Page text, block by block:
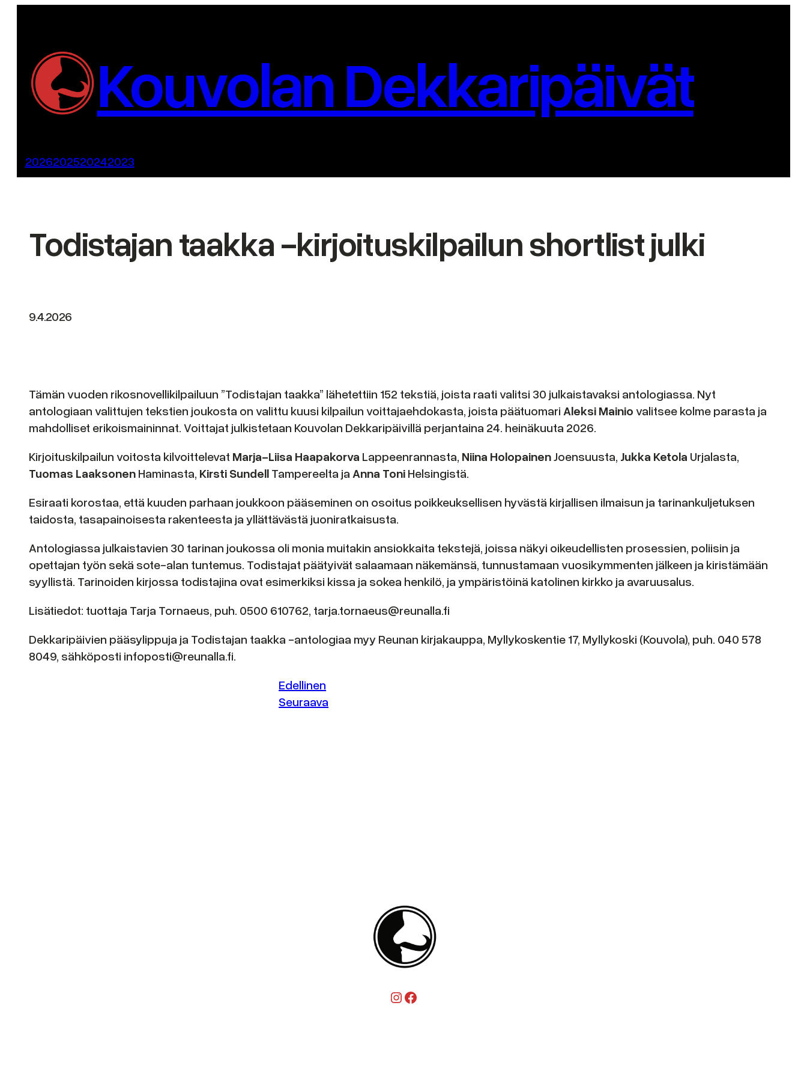
Kouvolan Dekkaripäivät
2026202520242023
Todistajan taakka -kirjoituskilpailun shortlist julki
9.4.2026
Tämän vuoden rikosnovellikilpailuun ”Todistajan taakka” lähetettiin 152 tekstiä, joista raati valitsi 30 julkaistavaksi antologiassa. Nyt
antologiaan valittujen tekstien joukosta on valittu kuusi kilpailun voittajaehdokasta, joista päätuomari Aleksi Mainio valitsee kolme parasta ja
mahdolliset erikoismaininnat. Voittajat julkistetaan Kouvolan Dekkaripäivillä perjantaina 24. heinäkuuta 2026.
Kirjoituskilpailun voitosta kilvoittelevat Marja-Liisa Haapakorva Lappeenrannasta, Niina HolopainenJoensuusta, Jukka Ketola Urjalasta,
Tuomas Laaksonen Haminasta, Kirsti Sundell Tampereelta ja Anna Toni Helsingistä.
Esiraati korostaa, että kuuden parhaan joukkoon pääseminen on osoitus poikkeuksellisen hyvästä kirjallisen ilmaisun ja tarinankuljetuksen
taidosta, tasapainoisesta rakenteesta ja yllättävästä juoniratkaisusta.
Antologiassa julkaistavien 30 tarinan joukossa oli monia muitakin ansiokkaita tekstejä, joissa näkyi oikeudellisten prosessien, poliisin ja
opettajan työn sekä sote-alan tuntemus. Todistajat päätyivät salaamaan näkemänsä, tunnustamaan vuosikymmenten jälkeen ja kiristämään
syyllistä. Tarinoiden kirjossa todistajina ovat esimerkiksi kissa ja sokea henkilö, ja ympäristöinä katolinen kirkko ja avaruusalus.
Lisätiedot: tuottaja Tarja Tornaeus, puh. 0500 610762, tarja.tornaeus@reunalla.fi
Dekkaripäivien pääsylippuja ja Todistajan taakka -antologiaa myy Reunan kirjakauppa, Myllykoskentie 17, Myllykoski (Kouvola), puh. 040 578
8049, sähköposti infoposti@reunalla.fi.
Edellinen
Seuraava
Instagram
Facebook